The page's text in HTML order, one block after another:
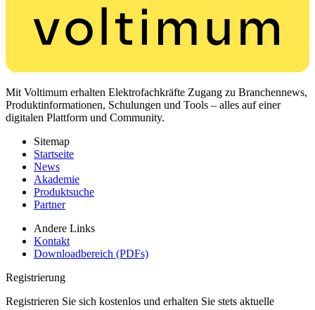
Mit Voltimum erhalten Elektrofachkräfte Zugang zu Branchennews,
Produktinformationen, Schulungen und Tools – alles auf einer
digitalen Plattform und Community.
Sitemap
Startseite
News
Akademie
Produktsuche
Partner
Andere Links
Kontakt
Downloadbereich (PDFs)
Registrierung
Registrieren Sie sich kostenlos und erhalten Sie stets aktuelle